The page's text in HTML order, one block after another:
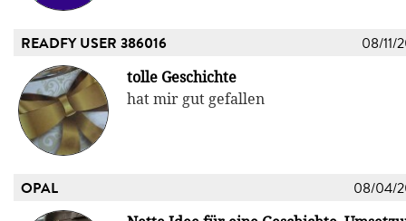
READFY USER 386016 08/11/
tolle Geschichte
hat mir gut gefallen
OPAL 08/04/